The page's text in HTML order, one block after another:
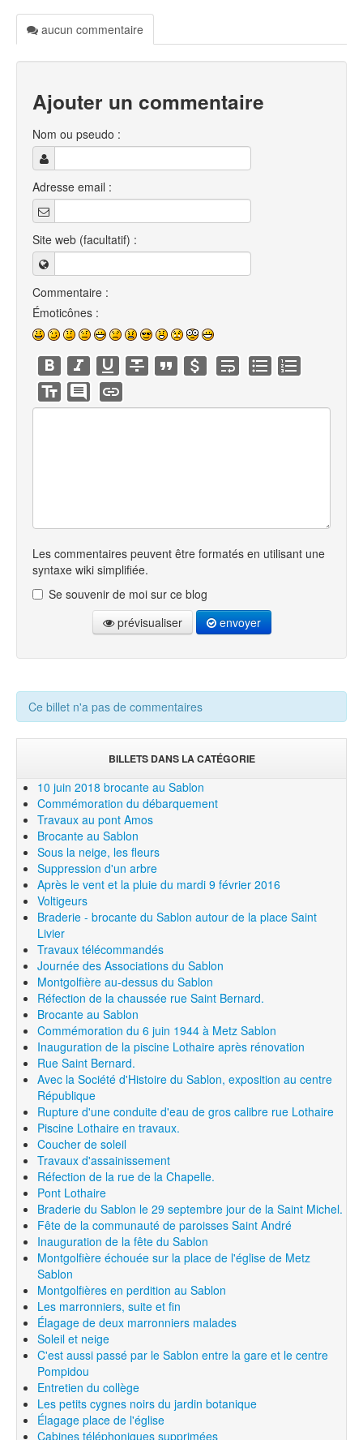
aucun commentaire
Ajouter un commentaire
Nom ou pseudo :
Adresse email :
Site web (facultatif) :
Commentaire :
Émoticônes :
Les commentaires peuvent être formatés en utilisant une
syntaxe wiki simplifiée.
Se souvenir de moi sur ce blog
prévisualiser
envoyer
Ce billet n'a pas de commentaires
BILLETS DANS LA CATÉGORIE
10 juin 2018 brocante au Sablon
Commémoration du débarquement
Travaux au pont Amos
Brocante au Sablon
Sous la neige, les fleurs
Suppression d'un arbre
Après le vent et la pluie du mardi 9 février 2016
Voltigeurs
Braderie - brocante du Sablon autour de la place Saint
Livier
Travaux télécommandés
Journée des Associations du Sablon
Montgolfière au-dessus du Sablon
Réfection de la chaussée rue Saint Bernard.
Brocante au Sablon
Commémoration du 6 juin 1944 à Metz Sablon
Inauguration de la piscine Lothaire après rénovation
Rue Saint Bernard.
Avec la Société d'Histoire du Sablon, exposition au centre
République
Rupture d'une conduite d'eau de gros calibre rue Lothaire
Piscine Lothaire en travaux.
Coucher de soleil
Travaux d'assainissement
Réfection de la rue de la Chapelle.
Pont Lothaire
Braderie du Sablon le 29 septembre jour de la Saint Michel.
Fête de la communauté de paroisses Saint André
Inauguration de la fête du Sablon
Montgolfière échouée sur la place de l'église de Metz
Sablon
Montgolfières en perdition au Sablon
Les marronniers, suite et fin
Élagage de deux marronniers malades
Soleil et neige
C'est aussi passé par le Sablon entre la gare et le centre
Pompidou
Entretien du collège
Les petits cygnes noirs du jardin botanique
Élagage place de l'église
Cabines téléphoniques supprimées